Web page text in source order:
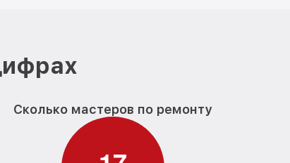
Сколько мастеров по ремонту